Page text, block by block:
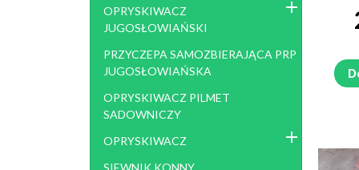
ROZSIEWACZ RNZ , LEJEK
ŁADOWACZ UNHZ
KOSIARKA ROTACYJNA POLSKA
1,65, 1,85
OPRYSKIWACZ
JUGOSŁOWIAŃSKI
PRZYCZEPA SAMOZBIERAJĄCA PRP
JUGOSŁOWIAŃSKA
OPRYSKIWACZ PILMET
SADOWNICZY
OPRYSKIWACZ
SIEWNIK KONNY